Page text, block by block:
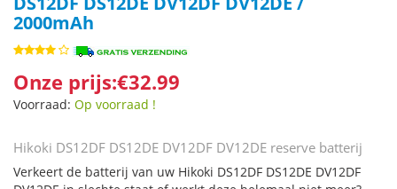
2000mAh
Onze prijs:€32.99
Voorraad: Op voorraad !
Hikoki DS12DF DS12DE DV12DF DV12DE reserve batterij
Verkeert de batterij van uw Hikoki DS12DF DS12DE DV12DF